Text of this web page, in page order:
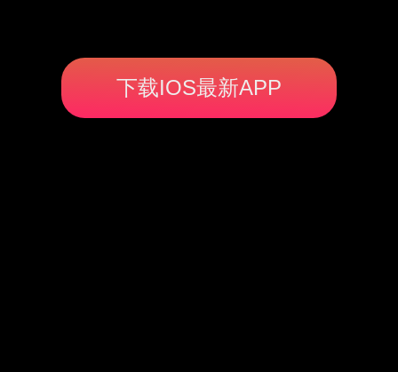
下载IOS最新APP